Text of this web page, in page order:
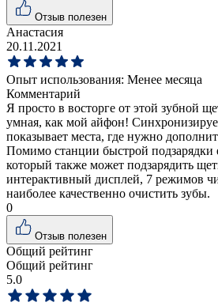
Отзыв полезен
Анастасия
20.11.2021
Опыт использования: Менее месяца
Комментарий
Я просто в восторге от этой зубной
умная, как мой айфон!
показывает места, где нужно
Помимо станции быстрой подзарядки
который также может подзарядить
интерактивный дисплей, 7 режимов
наиболее качественно очистить зубы.
0
Отзыв полезен
Общий рейтинг
Общий рейтинг
5.0